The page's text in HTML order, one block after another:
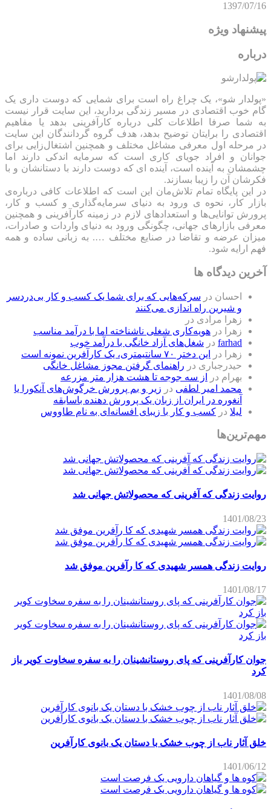
1397/07/16
پیشنهاد ویژه
درباره
«پولدار شو»، یک چراغ راه است برای شمایی که دوست داری یک
گام خوب اقتصادی در مسیر زندگی بردارید، این سایت قرار نیست
به شما صرفا اطلاعات کلی درباره کارآفرینی بدهد یا مفاهیم
اقتصادی را برایتان توضیح بدهد، هدف گروه گردانندگان این سایت
در مرحله اول معرفی مشاغل مختلف و همچنین اشتغال‌زایی برای
جوانان و افراد جویای کاری است که سرمایه اندکی دارند اما
چشمشان به آینده است، آینده ای که دوست دارند با دستانشان و با
فکرشان آن را زیبا بسازند.
در این پایگاه تمام تلاش‌مان این است که ‌اطلاعات کافی درباره‌ی
بازار کار، نحوه ی ورود به دنیای سرمایه‌گذاری و کسب و کار،
پرورش توانایی‌ها و استعدادهای لازم در زمینه کارآفرینی و همچنین
معرفی بازارهای جهانی، چگونگی ورود به دنیای واردات و صادرات،
میزان عرضه و تقاضا در صنایع مختلف …. به زبانی ساده و همه
فهم ارایه شود.
آخرین دیدگاه ها
احسان در سرکه‌هایی که برای شما یک کسب و کار بی‌دردسر
و شیرین راه اندازی می‌کنند
زهرا مرادی در
زهرا
در هویه‌کاری شغلی ناشناخته اما با درآمد مناسب
farhad در شغل‌های آزاد خانگی با درآمد خوب
زهرا
در
این دختر ۷۰ سانتیمتری، یک کارآفرین نمونه است
حیدرجباری در راهنمای گرفتن مجوز مشاغل خانگی
بهرام در
از سه جوجه تا هشت هزار متر مزرعه
محمد امیر لطفی در زیر و بم پرورش خرگوش‌های آنکورا یا
آنغوره در ایران از زبان یک پرورش دهنده باسابقه
لیلا در کسب و کار با زیبای افسانه‌ای به نام طاووس
مهم‌ترین‌ها
روایت زندگی که آفرینی که محصولاتش جهانی شد
1401/08/23
روایت زندگی همسر شهیدی که کا رآفرین موفق شد
1401/08/17
جوان کارآفرینی که پای روستانشینان را به سفره سخاوت کویر باز
کرد
1401/08/08
خلق آثار ناب از چوب خشک با دستان یک بانوی کارآفرین
1401/06/12